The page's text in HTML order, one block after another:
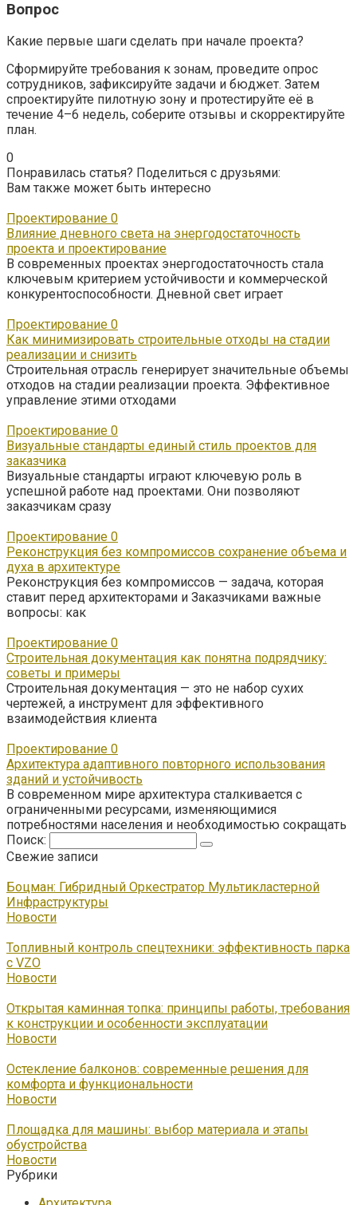
Вопрос
Какие первые шаги сделать при начале проекта?
Сформируйте требования к зонам, проведите опрос
сотрудников, зафиксируйте задачи и бюджет. Затем
спроектируйте пилотную зону и протестируйте её в
течение 4–6 недель, соберите отзывы и скорректируйте
план.
0
Понравилась статья? Поделиться с друзьями:
Вам также может быть интересно
Проектирование 0
Влияние дневного света на энергодостаточность
проекта и проектирование
В современных проектах энергодостаточность стала
ключевым критерием устойчивости и коммерческой
конкурентоспособности. Дневной свет играет
Проектирование 0
Как минимизировать строительные отходы на стадии
реализации и снизить
Строительная отрасль генерирует значительные объемы
отходов на стадии реализации проекта. Эффективное
управление этими отходами
Проектирование 0
Визуальные стандарты единый стиль проектов для
заказчика
Визуальные стандарты играют ключевую роль в
успешной работе над проектами. Они позволяют
заказчикам сразу
Проектирование 0
Реконструкция без компромиссов сохранение объема и
духа в архитектуре
Реконструкция без компромиссов — задача, которая
ставит перед архитекторами и Заказчиками важные
вопросы: как
Проектирование 0
Строительная документация как понятна подрядчику:
советы и примеры
Строительная документация — это не набор сухих
чертежей, а инструмент для эффективного
взаимодействия клиента
Проектирование 0
Архитектура адаптивного повторного использования
зданий и устойчивость
В современном мире архитектура сталкивается с
ограниченными ресурсами, изменяющимися
потребностями населения и необходимостью сокращать
Поиск:
Свежие записи
Боцман: Гибридный Оркестратор Мультикластерной
Инфраструктуры
Новости
Топливный контроль спецтехники: эффективность парка
с VZO
Новости
Открытая каминная топка: принципы работы, требования
к конструкции и особенности эксплуатации
Новости
Остекление балконов: современные решения для
комфорта и функциональности
Новости
Площадка для машины: выбор материала и этапы
обустройства
Новости
Рубрики